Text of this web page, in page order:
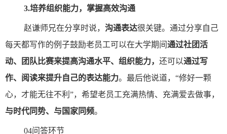
3.培养组织能力，掌握高效沟通
赵谦师兄在分享时说，沟通表达很关键。通过分享自己
每天都写作的例子鼓励老员工可以在大学期间通过社团活
动、团队比赛来提高沟通水平、组织能力， 还可以通过写
作、阅读来提升自己的表达能力。最后他说道，“修好一颗
心，才能无往不利”，希望老员工充满热情、充满爱去做事，
与时代同势、与国家同频。
04问答环节